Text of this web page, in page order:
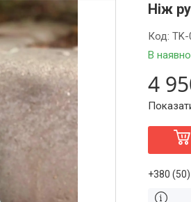
Ніж
В
Код: TK-
4
+380